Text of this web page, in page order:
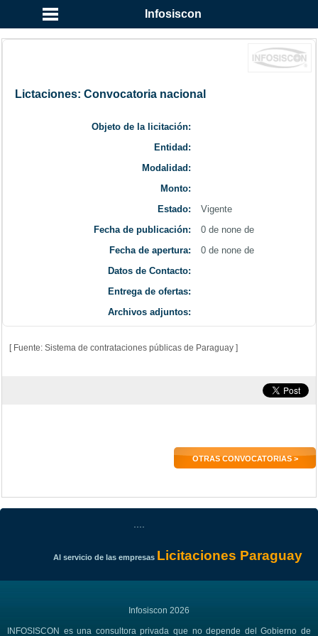
Infosiscon
Lictaciones: Convocatoria nacional
Objeto de la licitación:
Entidad:
Modalidad:
Monto:
Estado:
Vigente
Fecha de publicación:
0 de none de
Fecha de apertura:
0 de none de
Datos de Contacto:
Entrega de ofertas:
Archivos adjuntos:
[ Fuente: Sistema de contrataciones públicas de Paraguay ]
OTRAS CONVOCATORIAS >
Al servicio de las empresas Licitaciones Paraguay
Infosiscon 2026
INFOSISCON es una consultora privada que no depende del Gobierno de